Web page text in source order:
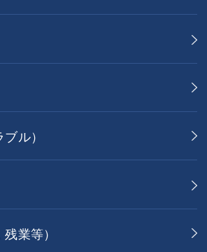
ル）
業等）